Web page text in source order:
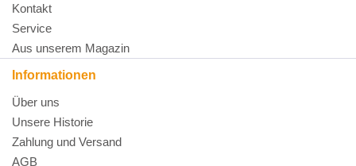
Kontakt
Service
Aus unserem Magazin
Informationen
Über uns
Unsere Historie
Zahlung und Versand
AGB